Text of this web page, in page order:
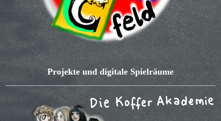
Projekte und digitale Spielräume